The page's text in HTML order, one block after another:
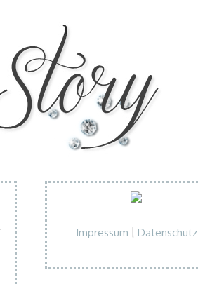
Impressum Datenschutz